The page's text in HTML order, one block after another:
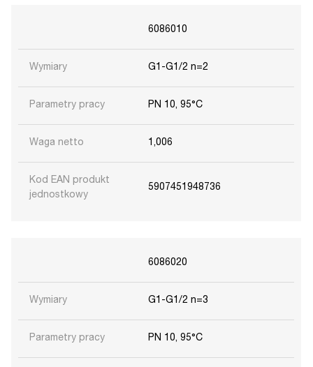
6086010
Wymiary G1-G1/2 n=2
Parametry pracy PN 10, 95°C
Waga netto 1,006
Kod EAN produkt
jednostkowy
5907451948736
6086020
Wymiary G1-G1/2 n=3
Parametry pracy PN 10, 95°C